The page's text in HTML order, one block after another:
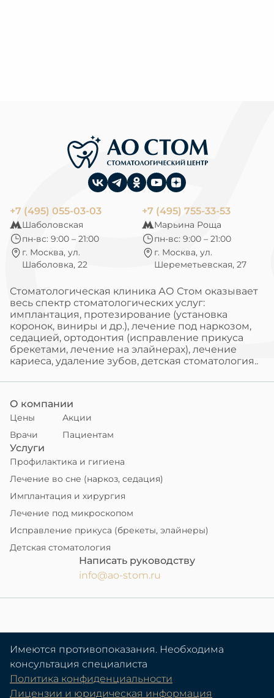
+7 (495) 055-03-03
Шаболовская
пн-вс: 9:00 – 21:00
г. Москва, ул.
Шаболовка, 22
+7 (495) 755-33-53
Марьина Роща
пн-вс: 9:00 – 21:00
г. Москва, ул.
Шереметьевская, 27
Стоматологическая клиника АО Стом оказывает
весь спектр стоматологических услуг:
имплантация, протезирование (установка
коронок, виниры и др.), лечение под наркозом,
седацией, ортодонтия (исправление прикуса
брекетами, лечение на элайнерах), лечение
кариеса, удаление зубов, детская стоматология..
О компании
Цены
Акции
Врачи
Пациентам
Услуги
Профилактика и гигиена
Лечение во сне (наркоз, седация)
Имплантация и хирургия
Лечение под микроскопом
Исправление прикуса (брекеты, элайнеры)
Детская стоматология
Написать руководству
info@ao-stom.ru
Имеются противопоказания. Необходима
консультация специалиста
Политика конфиденциальности
Лицензии и юридическая информация